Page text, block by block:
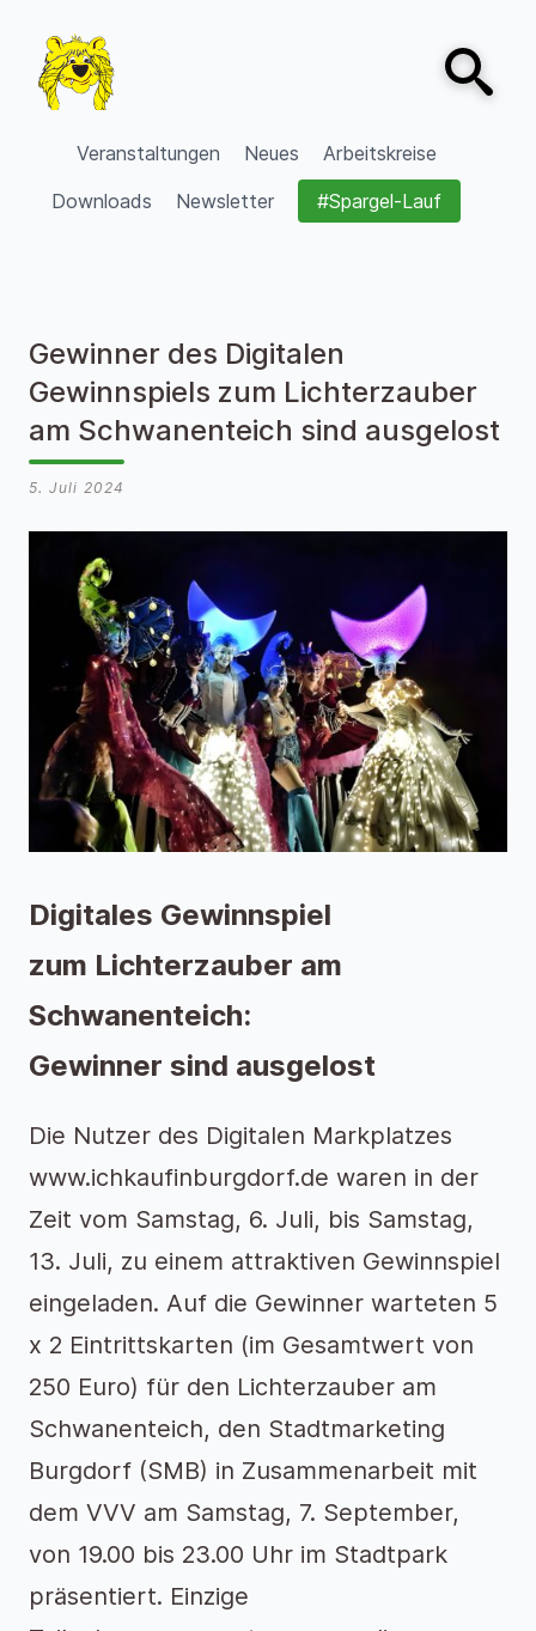
VVV Burgdorf
Veranstaltungen Neues
Arbeitskreise
Downloads
Newsletter #Spargel-Lauf
Open
Gewinner des Digitalen
Gewinnspiels zum Lichterzauber
am Schwanenteich sind ausgelost
5. Juli 2024
Digitales Gewinnspiel
zum Lichterzauber am
Schwanenteich:
Gewinner sind ausgelost
Die Nutzer des Digitalen Markplatzes
www.ichkaufinburgdorf.de waren in der
Zeit vom Samstag, 6. Juli, bis Samstag,
13. Juli, zu einem attraktiven Gewinnspiel
eingeladen. Auf die Gewinner warteten 5
x 2 Eintrittskarten (im Gesamtwert von
250 Euro) für den Lichterzauber am
Schwanenteich, den Stadtmarketing
Burgdorf (SMB) in Zusammenarbeit mit
dem VVV am Samstag, 7. September,
von 19.00 bis 23.00 Uhr im Stadtpark
präsentiert. Einzige